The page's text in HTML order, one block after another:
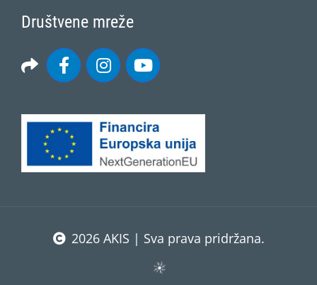
Društvene mreže
2026 AKIS | Sva prava pridržana.